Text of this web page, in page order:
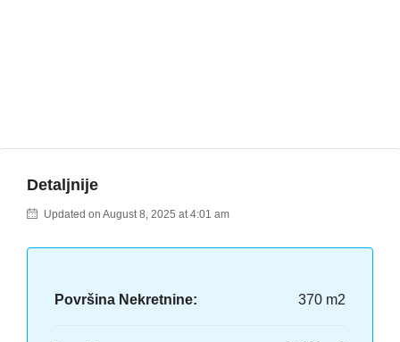
Detaljnije
Updated on August 8, 2025 at 4:01 am
Površina Nekretnine: 370 m2